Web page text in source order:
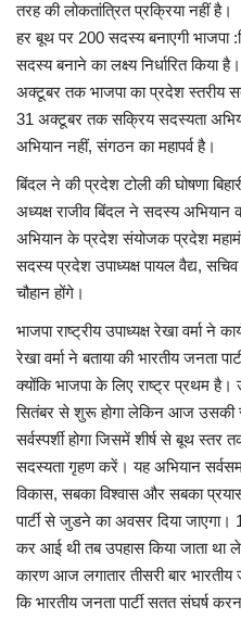
तरह की लोकतांत्रित प्रक्रिया नहीं है।
हर बूथ पर 200 सदस्य बनाएगी भाजपा
सदस्य बनाने का लक्ष्य निर्धारित किया
अक्टूबर तक भाजपा का प्रदेश स्तरीय
31 अक्टूबर तक सक्रिय सदस्यता
अभियान नहीं, संगठन का महापर्व है।
बिंदल ने की प्रदेश टोली की घोषणा
अध्यक्ष राजीव बिंदल ने सदस्य अभियान
अभियान के प्रदेश संयोजक प्रदेश
सदस्य प्रदेश उपाध्यक्ष पायल वैद्य,
चौहान होंगे।
भाजपा राष्ट्रीय उपाध्यक्ष रेखा वर्मा ने
रेखा वर्मा ने बताया की भारतीय जनता
क्योंकि भाजपा के लिए राष्ट्र प्रथम
सितंबर से शुरू होगा लेकिन आज उसकी
सर्वस्पर्शी होगा जिसमें शीर्ष से बूथ स्तर
सदस्यता गृहण करें। यह अभियान
विकास, सबका विश्वास और सबका
पार्टी से जुडने का अवसर दिया
कर आई थी तब उपहास किया जाता था
कारण आज लगातार तीसरी बार भारतीय
कि भारतीय जनता पार्टी सतत संघर्ष